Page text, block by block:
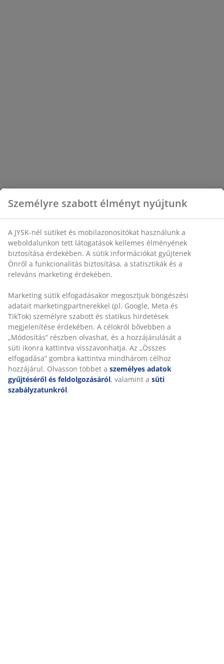
Személyre szabott élményt nyújtunk
A JYSK-nél sütiket és mobilazonosítókat használunk a
weboldalunkon tett látogatások kellemes élményének
biztosítása érdekében. A sütik információkat gyűjtenek
Önről a funkcionalitás biztosítása, a statisztikák és a
releváns marketing érdekében.
Marketing sütik elfogadásakor megosztjuk böngészési
adatait marketingpartnerekkel (pl. Google, Meta és
TikTok) személyre szabott és statikus hirdetések
megjelenítése érdekében. A célokról bővebben a
„Módosítás” részben olvashat, és a hozzájárulását a
süti ikonra kattintva visszavonhatja. Az „Összes
elfogadása” gombra kattintva mindhárom célhoz
hozzájárul. Olvasson többet a személyes adatok
gyűjtéséről és feldolgozásáról, valamint a süti
szabályzatunkról.